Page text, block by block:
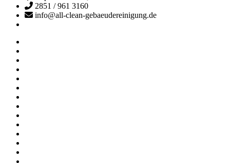
2851 / 961 3160
info@all-clean-gebaeudereinigung.de